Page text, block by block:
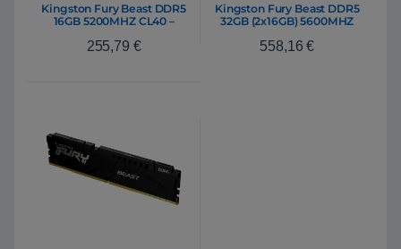
Kingston Fury Beast DDR5
16GB 5200MHZ CL40 –
255,79 €
Kingston Fury Beast DDR5
32GB (2x16GB) 5600MHZ
558,16€